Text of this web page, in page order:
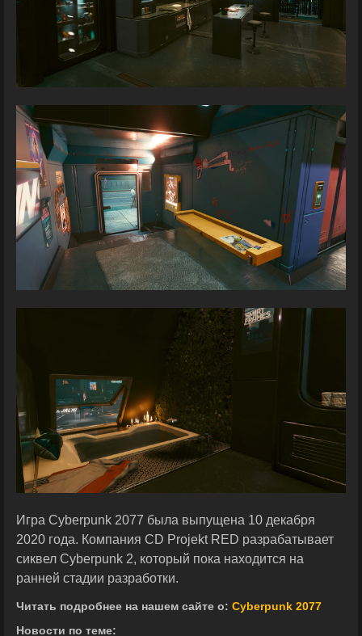
Игра Cyberpunk 2077 была выпущена 10 декабря
2020 года. Компания CD Projekt RED разрабатывает
сиквел Cyberpunk 2, который пока находится на
ранней стадии разработки.
Читать подробнее на нашем сайте о: Cyberpunk 2077
Новости по теме: